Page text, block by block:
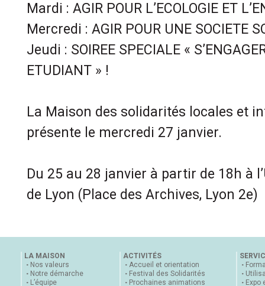
Mardi : AGIR POUR L’ECOLOGIE ET
Mercredi : AGIR POUR UNE SOCIETE
Jeudi : SOIREE SPECIALE «
ETUDIANT » !
La Maison des solidarités locales et
présente le mercredi 27 janvier.
Du 25 au 28 janvier à partir de 18h à
de Lyon (Place des Archives, Lyon 2e)
LA MAISON
Nos valeurs
Notre démarche
L’équipe
ACTIVITÉS
Accueil et orientation
Festival des Solidarités
Prochaines animations
Expo